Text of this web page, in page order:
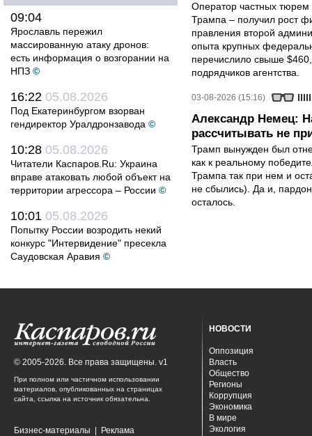
09:04
Ярославль пережил
массированную атаку дронов:
есть информация о возгорании на
НПЗ ©
16:22 05.08.2026
Под Екатеринбургом взорван
гендиректор Уралдронзавода ©
10:28 05.08.2026
Читатели Каспаров.Ru: Украина
вправе атаковать любой объект на
территории агрессора – России ©
10:01 05.08.2026
Попытку России возродить некий
конкурс "Интервидение" пресекла
Саудовская Аравия ©
Оператор частных тюрем
Трампа – получил рост
правления второй
опыта крупных
перечислило свыше
подрядчиков агентства.
03-08-2026 (15:16)
Александр Немец:
рассчитывать не
Трамп вынужден был
как к реальному
Трампа так при нем и
не сбылись). Да и,
осталось.
© 2005-2026. Все права защищены. v1
При полном или частичном использовании
материалов, опубликованных на страницах
сайта, ссылка на источник обязательна.
Бизнес-материалы Реклама
НОВОСТИ
Оппозиция
Власть
Общество
Регионы
Коррупция
Экономика
В мире
Экология